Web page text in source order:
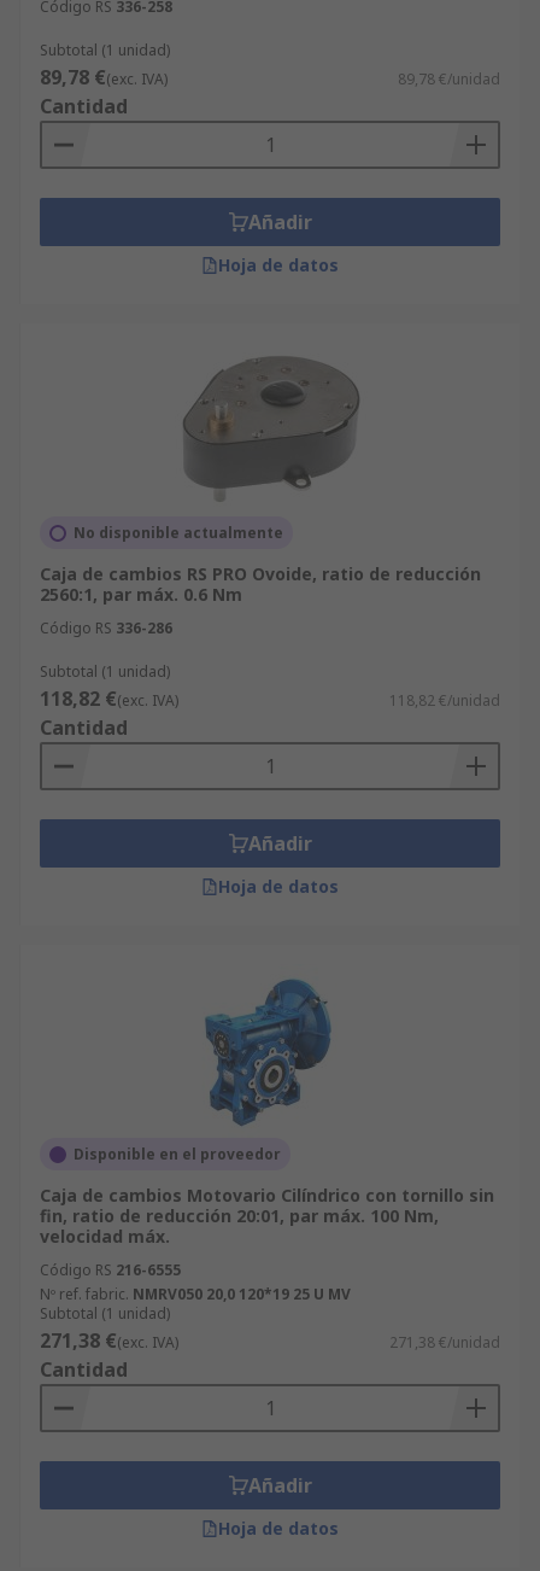
Código RS 336-258
Subtotal (1 unidad)
89,78 €(exc. IVA) 89,78 €/unidad
Cantidad
Añadir
Hoja de datos
No disponible actualmente
Caja de cambios RS PRO Ovoide, ratio de reducción
2560:1, par máx. 0.6 Nm
Código RS 336-286
Subtotal (1 unidad)
118,82 €(exc. IVA) 118,82 €/unidad
Cantidad
Añadir
Hoja de datos
Disponible en el proveedor
Caja de cambios Motovario Cilíndrico con tornillo sin
fin, ratio de reducción 20:01, par máx. 100 Nm,
velocidad máx.
Código RS 216-6555
Nº ref. fabric. NMRV050 20,0 120*19 25 U MV
Subtotal (1 unidad)
271,38 €(exc. IVA) 271,38 €/unidad
Cantidad
Añadir
Hoja de datos